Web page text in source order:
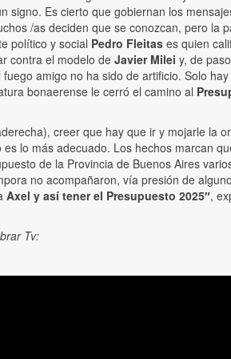
signo. Es cierto que gobiernan los
/as deciden que se conozcan, pero la
político y social Pedro Fleitas es quien
contra el modelo de Javier Milei y, de
amigo no ha sido de artificio. Solo
bonaerense le cerró el camino al
creer que hay que ir y mojarle la
lo más adecuado. Los hechos marcan
de la Provincia de Buenos Aires
no acompañaron, vía presión de
Axel y así tener el Presupuesto 2025″,
Tv: